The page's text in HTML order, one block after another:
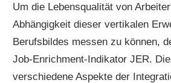
Um die Lebensqualität von
Abhängigkeit dieser vertikalen
Berufsbildes messen zu können,
Job-Enrichment-Indikator JER.
verschiedene Aspekte der